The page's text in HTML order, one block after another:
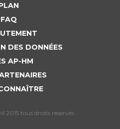
FAQ
DES DONNÉES
AP-HM
2015 tous droits reservés